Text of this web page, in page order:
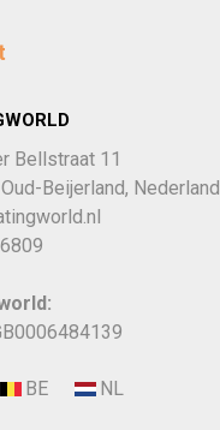
Bellstraat 11
Beijerland, Nederland